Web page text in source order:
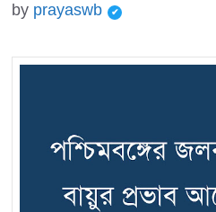
by prayaswb